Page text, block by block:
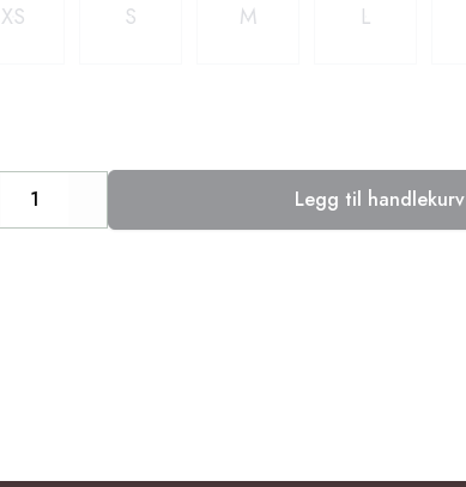
XS S M L
Legg til handlekurv